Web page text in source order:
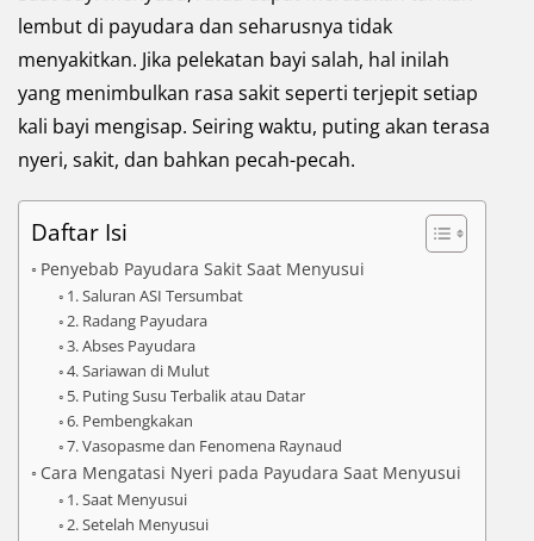
lembut di payudara dan seharusnya tidak
menyakitkan. Jika pelekatan bayi salah, hal inilah
yang menimbulkan rasa sakit seperti terjepit setiap
kali bayi mengisap. Seiring waktu, puting akan terasa
nyeri, sakit, dan bahkan pecah-pecah.
Daftar Isi
Penyebab Payudara Sakit Saat Menyusui
1. Saluran ASI Tersumbat
2. Radang Payudara
3. Abses Payudara
4. Sariawan di Mulut
5. Puting Susu Terbalik atau Datar
6. Pembengkakan
7. Vasopasme dan Fenomena Raynaud
Cara Mengatasi Nyeri pada Payudara Saat Menyusui
1. Saat Menyusui
2. Setelah Menyusui